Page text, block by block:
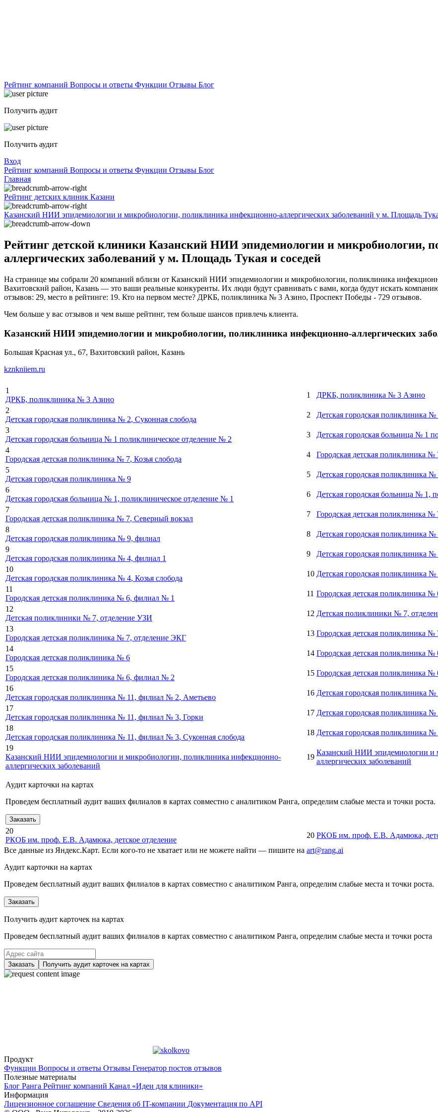
Рейтинг компаний Вопросы и ответы Функции Отзывы Блог
Получить аудит
Получить аудит
Вход
Рейтинг компаний Вопросы и ответы Функции Отзывы Блог
Главная
Рейтинг детских клиник Казани
Казанский НИИ эпидемиологии и микробиологии, поликлиника инфекционно-аллергических заболеваний у м. Площадь
Рейтинг детской клиники Казанский НИИ эпидемиологии и микробиологии,
аллергических заболеваний у м. Площадь Тукая и соседей
На странице мы собрали 20 компаний вблизи от Казанский НИИ эпидемиологии и микробиологии, поликлиника
Вахитовский район, Казань — это ваши реальные конкуренты. Их люди будут сравнивать с вами, когда будут искать
отзывов: 29, место в рейтинге: 19. Кто на первом месте? ДРКБ, поликлиника № 3 Азино, Проспект Победы - 729 отзывов.
Чем больше у вас отзывов и чем выше рейтинг, тем больше шансов привлечь клиента.
Казанский НИИ эпидемиологии и микробиологии, поликлиника инфекционно-аллергических
Большая Красная ул., 67, Вахитовский район, Казань
kznkniiem.ru
1
ДРКБ, поликлиника № 3 Азино
1 ДРКБ, поликлиника № 3 Азино
2
Детская городская поликлиника № 2, Суконная слобода
2 Детская городская поликлиника №
3
Детская городская больница № 1 поликлиническое отделение № 2
3 Детская городская больница № 1
4
Городская детская поликлиника № 7, Козья слобода
4 Городская детская поликлиника №
5
Детская городская поликлиника № 9
5 Детская городская поликлиника №
6
Детская городская больница № 1, поликлиническое отделение № 1
6 Детская городская больница № 1,
7
Городская детская поликлиника № 7, Северный вокзал
7 Городская детская поликлиника №
8
Детская городская поликлиника № 9, филиал
8 Детская городская поликлиника
9
Детская городская поликлиника № 4, филиал 1
9 Детская городская поликлиника №
10
Детская городская поликлиника № 4, Козья слобода
10 Детская городская поликлиника №
11
Городская детская поликлиника № 6, филиал № 1
11 Городская детская поликлиника
12
Детская поликлиники № 7, отделение УЗИ
12 Детская поликлиники № 7,
13
Городская детская поликлиника № 7, отделение ЭКГ
13 Городская детская поликлиника
14
Городская детская поликлиника № 6
14 Городская детская поликлиника №
15
Городская детская поликлиника № 6, филиал № 2
15 Городская детская поликлиника
16
Детская городская поликлиника № 11, филиал № 2, Аметьево
16 Детская городская поликлиника
17
Детская городская поликлиника № 11, филиал № 3, Горки
17 Детская городская поликлиника
18
Детская городская поликлиника № 11, филиал № 3, Суконная слобода
18 Детская городская поликлиника
19
Казанский НИИ эпидемиологии и микробиологии, поликлиника инфекционно-
аллергических заболеваний
19
Казанский НИИ эпидемиологии и
аллергических заболеваний
Аудит карточки на картах
Проведем бесплатный аудит ваших филиалов в картах совместно с аналитиком Ранга, определим слабые места и точки роста.
Заказать
20
РКОБ им. проф. Е.В. Адамюка, детское отделение
20 РКОБ им. проф. Е.В. Адамюка,
Все данные из Яндекс.Карт. Если кого-то не хватает или не можете найти — пишите на art@rang.ai
Аудит карточки на картах
Проведем бесплатный аудит ваших филиалов в картах совместно с аналитиком Ранга, определим слабые места и точки роста.
Заказать
Получить аудит карточек на картах
Проведем бесплатный аудит ваших филиалов в картах совместно с аналитиком Ранга, определим слабые места и точки роста
Заказать Получить аудит карточек на картах
Продукт
Функции Вопросы и ответы Отзывы Генератор постов отзывов
Полезные материалы
Блог Ранга Рейтинг компаний Канал «Идеи для клиники»
Информация
Лицензионное соглашение Сведения об IT-компании Документация по API